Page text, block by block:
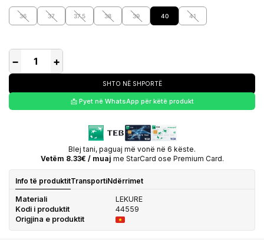
36 37 37.5 38 39 40 41
− +
SHTO NË SHPORTË
📩 Pyet në WhatsApp për këtë produkt
Blej tani, paguaj më vonë në 6 këste.
Vetëm 8.33€ / muaj me StarCard ose Premium Card.
Info të produktitTransportiNdërrimet
Materiali
LEKURE
Kodi i produktit
44559
Origjina e produktit